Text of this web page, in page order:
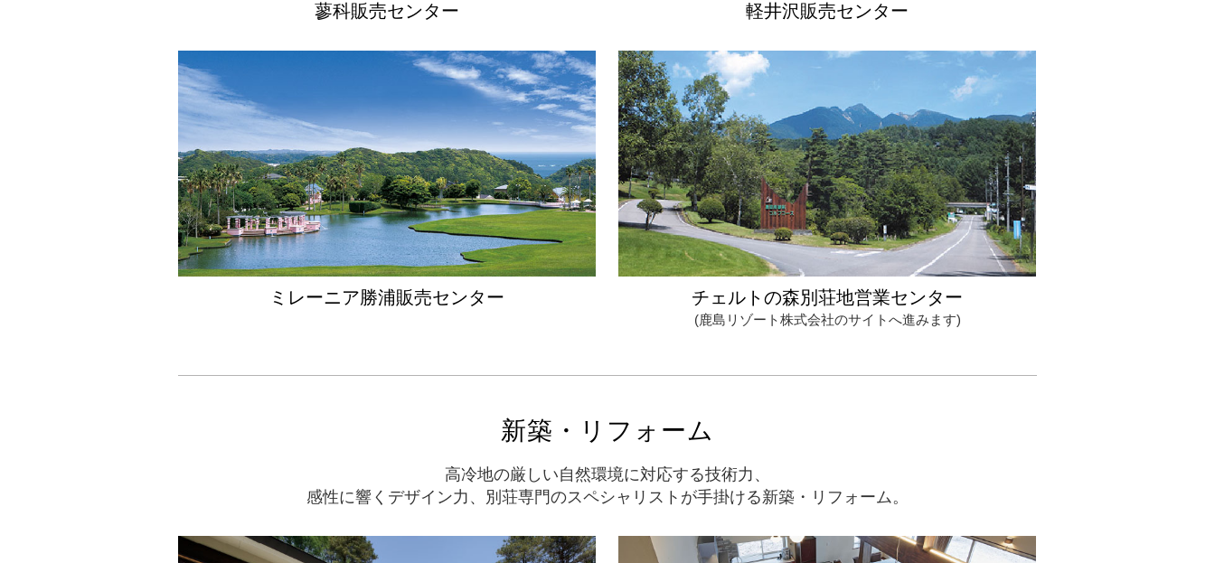
普段使いの家とは対極にある、究極の嗜好品「別荘」。そんな別荘建築の世界観をお伝えする別荘MAGAZINEの最新
2026.03.23 三井の森軽井沢C.C
≫ ☆★プレオープンのお知らせ★☆
三井の森軽井沢カントリー倶楽部は３月２８日（土）・２９日（日）の２日間限定でプレオープンを開催します！
皆さまのご来場をスタッフ一同、心よりお待ちしております。
皆さまのご来場をスタッフ一同、心よりお待ちしております。
別荘建築
≫ 別荘建築事例 追加
蓼科販売センター 軽井沢販売センター
ミレーニア勝浦販売センター チェルトの森別荘地営業センター
(鹿島リゾート株式会社のサイトへ進みます)
新築・リフォーム
高冷地の厳しい自然環境に対応する技術力、
感性に響くデザイン力、別荘専門のスペシャリストが手掛ける新築・リフォーム。